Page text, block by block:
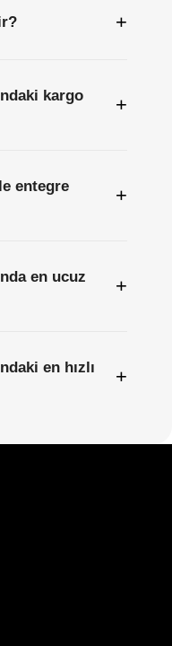
+
kargo
+
entegre
+
en ucuz
+
en hızlı
+